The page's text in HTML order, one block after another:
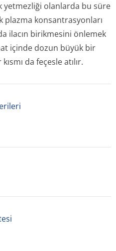
olanlarda bu süre
plazma konsantrasyonları
ilacın birikmesini önlemek
içinde dozun büyük bir
da feçesle atılır.